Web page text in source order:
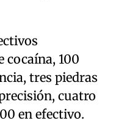
cocaína, 100
tres piedras
cuatro
en efectivo.